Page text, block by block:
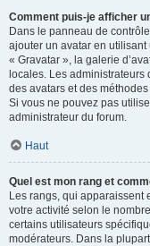
Comment puis-je afficher
Dans le panneau de
ajouter un avatar en
« Gravatar », la galerie
locales. Les
des avatars et des
Si vous ne pouvez pas
administrateur du forum.
Haut
Quel est mon rang et
Les rangs, qui apparaissent
votre activité selon le
certains utilisateurs
modérateurs. Dans la